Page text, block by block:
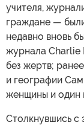
учителя,
граждане —
недавно вновь
журнала Charlie
без жертв;
и географии
женщины и один
Столкнувшись с